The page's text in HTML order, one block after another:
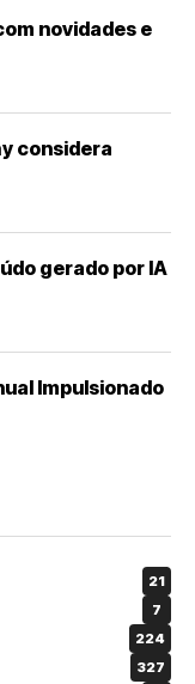
novidades e
considera
gerado por IA
Impulsionado
21
7
224
327